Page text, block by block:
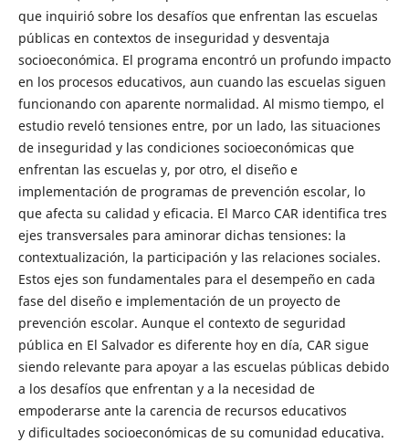
que inquirió sobre los desafíos que enfrentan las escuelas
públicas en contextos de inseguridad y desventaja
socioeconómica. El programa encontró un profundo impacto
en los procesos educativos, aun cuando las escuelas siguen
funcionando con aparente normalidad. Al mismo tiempo, el
estudio reveló tensiones entre, por un lado, las situaciones
de inseguridad y las condiciones socioeconómicas que
enfrentan las escuelas y, por otro, el diseño e
implementación de programas de prevención escolar, lo
que afecta su calidad y eficacia. El Marco CAR identifica tres
ejes transversales para aminorar dichas tensiones: la
contextualización, la participación y las relaciones sociales.
Estos ejes son fundamentales para el desempeño en cada
fase del diseño e implementación de un proyecto de
prevención escolar. Aunque el contexto de seguridad
pública en El Salvador es diferente hoy en día, CAR sigue
siendo relevante para apoyar a las escuelas públicas debido
a los desafíos que enfrentan y a la necesidad de
empoderarse ante la carencia de recursos educativos
y dificultades socioeconómicas de su comunidad educativa.